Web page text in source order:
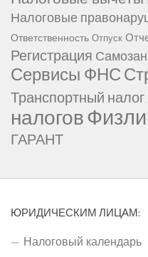
Налоговые
Ответственность Отпуск
Регистрация
Сервисы ФНС
Транспортный налог
налогов
ГАРАНТ
ЮРИДИЧЕСКИМ ЛИЦАМ:
Налоговый календарь